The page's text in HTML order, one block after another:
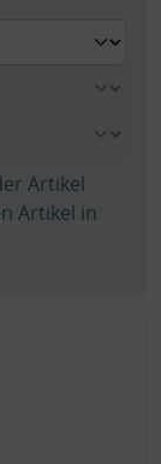
Artikel
Artikel in